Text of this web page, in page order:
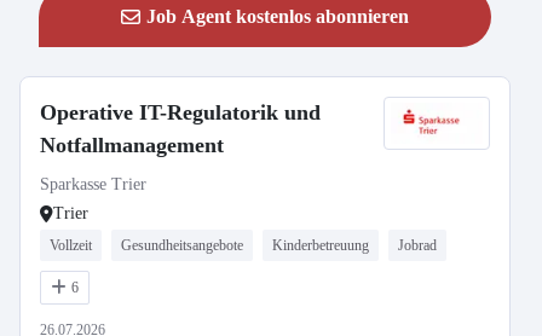
Job Agent kostenlos abonnieren
Operative IT-Regulatorik und
Notfallmanagement
Sparkasse Trier
Trier
Vollzeit Gesundheitsangebote Kinderbetreuung Jobrad
6
26.07.2026